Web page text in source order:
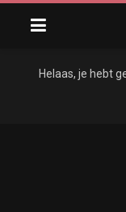
Helaas, je hebt